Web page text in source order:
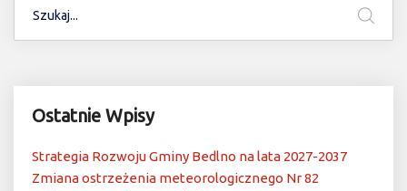
Ostatnie Wpisy
Strategia Rozwoju Gminy Bedlno na lata 2027-2037
Zmiana ostrzeżenia meteorologicznego Nr 82